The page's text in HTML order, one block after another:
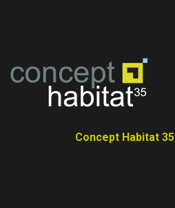
Concept Habitat 35